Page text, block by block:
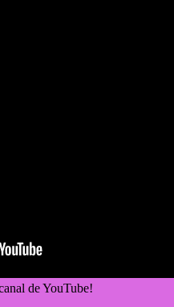
de YouTube!